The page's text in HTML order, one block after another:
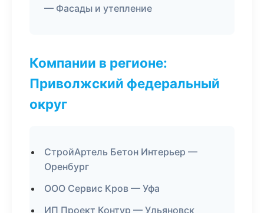
— Фасады и утепление
Компании в регионе:
Приволжский федеральный
округ
СтройАртель Бетон Интерьер —
Оренбург
ООО Сервис Кров — Уфа
ИП Проект Контур — Ульяновск